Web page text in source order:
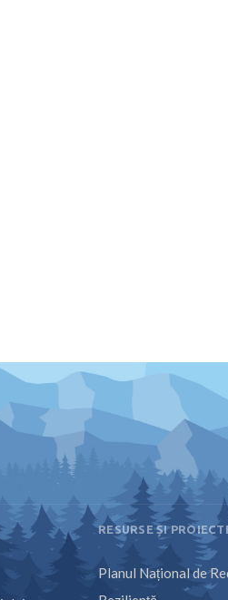
RESURSE ȘI
Planul Național de